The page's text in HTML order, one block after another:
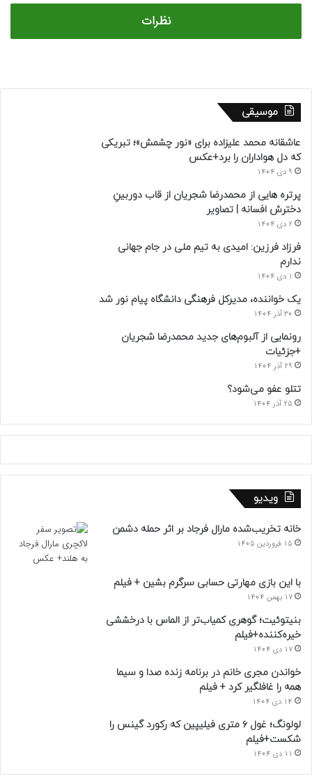
نظرات
موسیقی
عاشقانه محمد علیزاده برای «نور چشمش»؛ تبریکی
که دل هواداران را برد+عکس
9 دی 1404
پرتره هایی از محمدرضا شجریان از قاب دوربینِ
دخترش افسانه | تصاویر
2 دی 1404
فرزاد فرزین: امیدی به تیم ملی در جام جهانی
ندارم
1 دی 1404
یک خواننده، مدیرکل فرهنگی دانشگاه پیام نور شد
30 آذر 1404
رونمایی از آلبوم‌های جدید محمدرضا شجریان
+جزئیات
29 آذر 1404
تتلو عفو می‌شود؟
25 آذر 1404
ویدیو
خانه تخریب‌شده مارال فرجاد بر اثر حمله دشمن
15 فروردین 1405
با این بازی مهارتی حسابی سرگرم بشین + فیلم
17 بهمن 1404
بنیتوئیت؛ گوهری کمیاب‌تر از الماس با درخششی
خیره‌کننده+فیلم
17 دی 1404
خواندن مجری خانم در برنامه زنده صدا و سیما
همه را غافلگیر کرد + فیلم
14 دی 1404
لولونگ؛ غول ۶ متری فیلیپین که رکورد گینس را
شکست+فیلم
11 دی 1404